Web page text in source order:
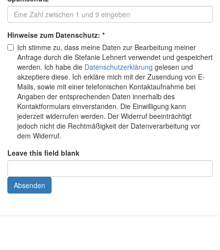
Hinweise zum Datenschutz: *
Ich stimme zu, dass meine Daten zur Bearbeitung meiner
Anfrage durch die Stefanie Lehnert verwendet und gespeichert
werden. Ich habe die Datenschutzerklärung gelesen und
akzeptiere diese. Ich erkläre mich mit der Zusendung von E-
Mails, sowie mit einer telefonischen Kontaktaufnahme bei
Angaben der entsprechenden Daten innerhalb des
Kontaktformulars einverstanden. Die Einwilligung kann
jederzeit widerrufen werden. Der Widerruf beeinträchtigt
jedoch nicht die Rechtmäßigkeit der Datenverarbeitung vor
dem Widerruf.
Leave this field blank
Absenden